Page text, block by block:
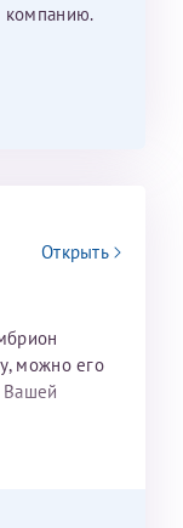
компанию.
Открыть
можно его
Вашей